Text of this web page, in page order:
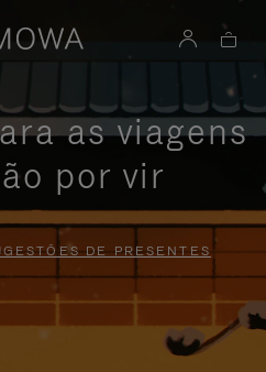
as viagens
por vir
DE PRESENTES